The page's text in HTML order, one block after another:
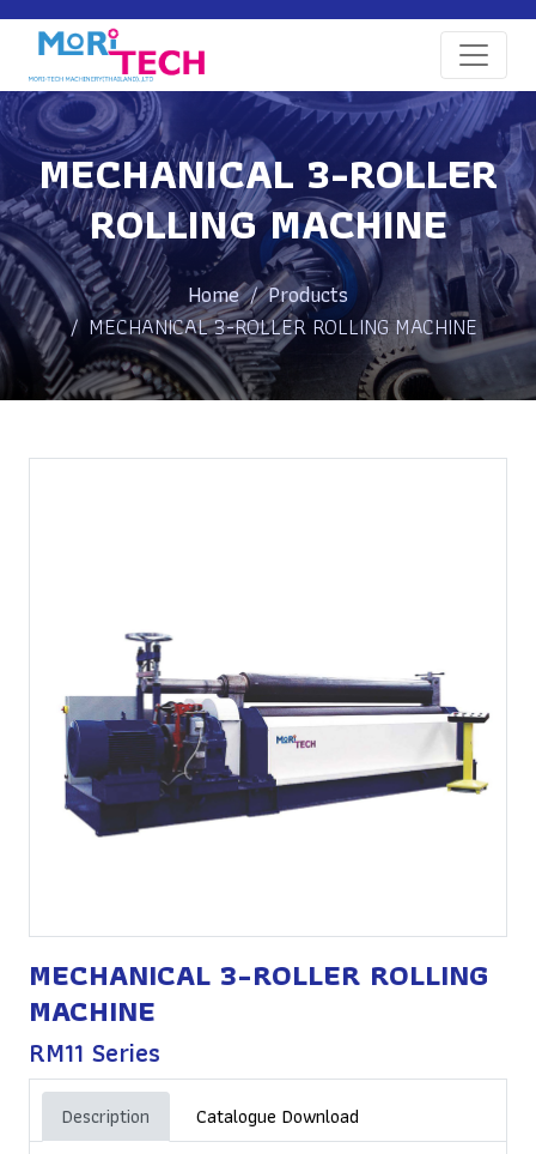
MECHANICAL 3-ROLLER
ROLLING MACHINE
Home
Products
MECHANICAL 3-ROLLER ROLLING MACHINE
MECHANICAL 3-ROLLER ROLLING
MACHINE
RM11 Series
Description Catalogue Download